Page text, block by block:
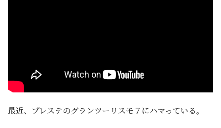
最近、プレステのグランツーリスモ７にハマっている。